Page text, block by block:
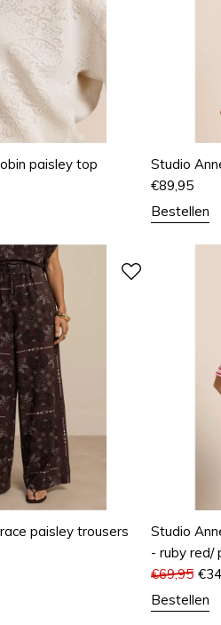
paisley top
Studio
€89,95
Bestellen
paisley trousers
Studio
- ruby red/
€69,95 €
Bestellen